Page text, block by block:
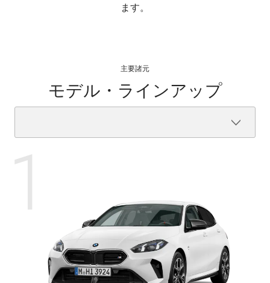
ます。
主要諸元
モデル・ラインアップ
1